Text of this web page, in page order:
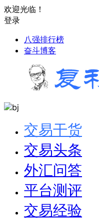
欢迎光临！
登录
八强排行榜
奋斗博客
交易干货
交易头条
外汇问答
平台测评
交易经验